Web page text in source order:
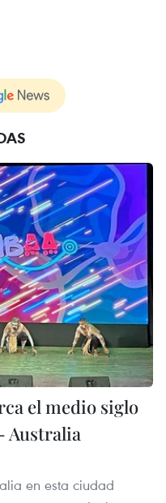
el medio siglo
Australia
en esta ciudad